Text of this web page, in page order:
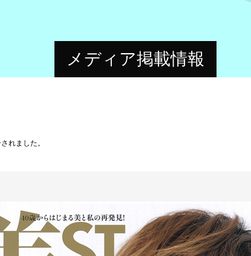
メディア掲載情報
れました。